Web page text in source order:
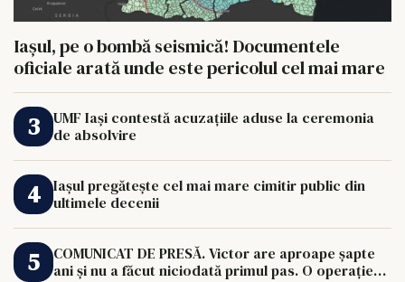
Iașul, pe o bombă seismică! Documentele
oficiale arată unde este pericolul cel mai mare
UMF Iași contestă acuzațiile aduse la ceremonia
de absolvire
Iașul pregătește cel mai mare cimitir public din
ultimele decenii
COMUNICAT DE PRESĂ. Victor are aproape șapte
ani și nu a făcut niciodată primul pas. O operație